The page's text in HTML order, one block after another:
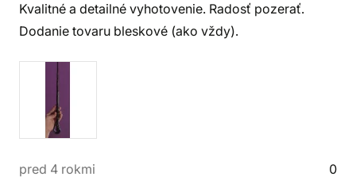
Kvalitné a detailné vyhotovenie. Radosť pozerať.
Dodanie tovaru bleskové (ako vždy).
pred 4 rokmi 0